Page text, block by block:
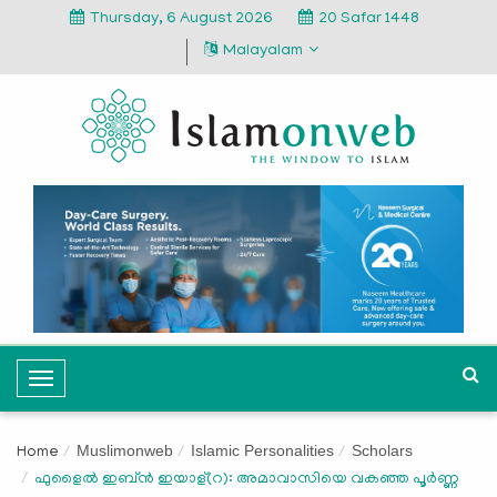
Thursday, 6 August 2026
20 Safar 1448
Malayalam
T
o
g
l
Home Muslimonweb Islamic Personalities Scholars
ഫുളൈൽ ഇബ്ൻ ഇയാള്(റ): അമാവാസിയെ വകഞ്ഞ പൂർണ്ണ